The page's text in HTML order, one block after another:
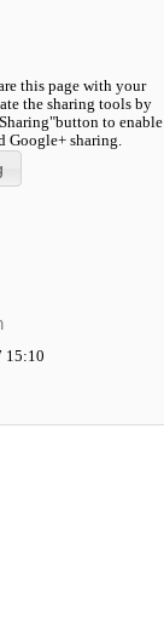
this page with your
the sharing tools by
to enable
Google+ sharing.
15:10